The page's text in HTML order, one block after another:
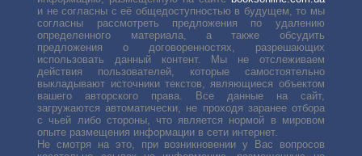
и не согласны с её общедоступностью в будущем, то мы
согласны рассмотреть предложения по удалению
определенного материала, а также обсудить
предложения о договоренностях, разрешающих
использовать данный контент. Мы не отслеживаем
действия пользователей, которые самостоятельно
выкладывают источники текстов, являющиеся объектом
вашего авторского права. Все данные на сайт,
загружаются автоматически, не проходя заранее отбора
с чьей либо стороны, что является нормой в мировом
опыте размещения информации в сети интернет.
Не смотря на это, при возникновении у Вас вопросов